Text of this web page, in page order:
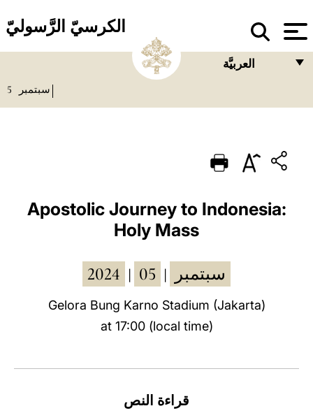
الكرسيّ الرَّسوليّ
العربيَّة
PORTUGUÊS
ESPAÑOL
العربيّة
中文
سبتمبر 5
Apostolic Journey to Indonesia:
Holy Mass
2024 سبتمبر 05
Gelora Bung Karno Stadium (Jakarta)
at 17:00 (local time)
قراءة النص